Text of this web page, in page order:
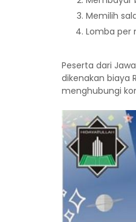
Memilih
Lomba per
Peserta dari
dikenakan biaya
menghubungi